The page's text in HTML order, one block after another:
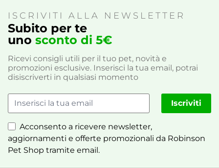
ISCRIVITI ALLA NEWSLETTER
Subito per te
uno sconto di 5€
Ricevi consigli utili per il tuo pet, novità e
promozioni esclusive. Inserisci la tua email, potrai
disiscriverti in qualsiasi momento
Acconsento a ricevere newsletter,
aggiornamenti e offerte promozionali da Robinson
Pet Shop tramite email.
Iscriviti